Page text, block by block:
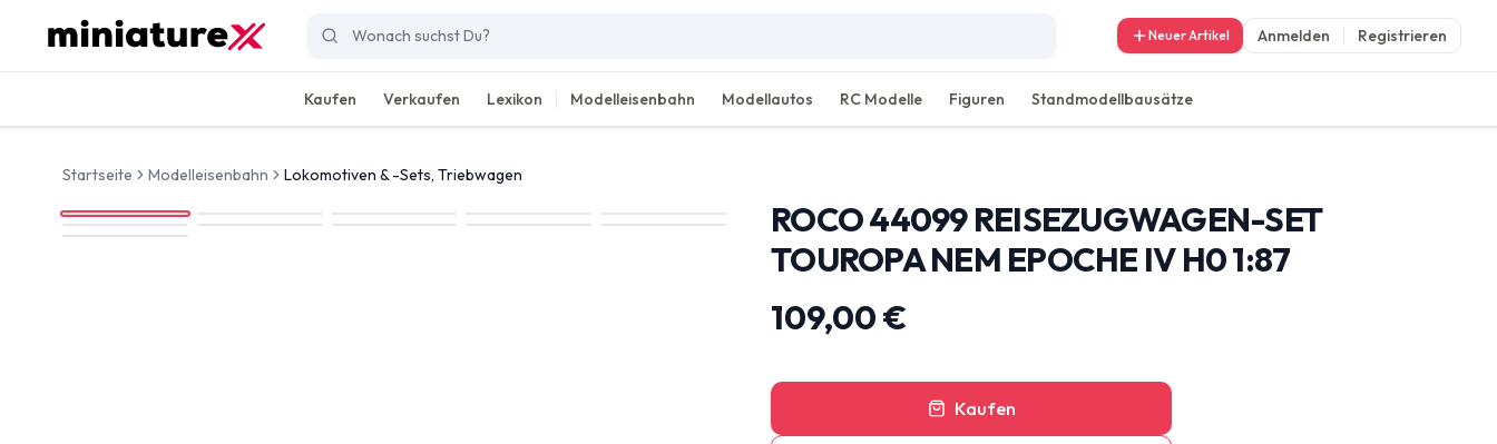
Neuer Artikel Anmelden Registrieren
Kaufen Verkaufen Lexikon Modelleisenbahn Modellautos RC Modelle Figuren Standmodellbausätze
Startseite Modelleisenbahn Lokomotiven & -Sets, Triebwagen
ROCO 44099 REISEZUGWAGEN-SET
TOUROPA NEM EPOCHE IV H0 1:87
109,00 €
Kaufen